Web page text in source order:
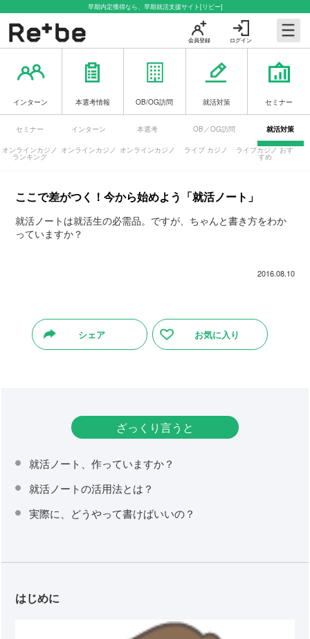
早期内定獲得なら、早期就活支援サイト[リビー]
ログイン
会員登録
インターン 本選考情報 OB/OG訪問 就活対策 セミナー
セミナー インターン 本選考 OB／OG訪問 就活対策
オンラインカジノ
ランキング
オンラインカジノ オンラインカジノ ライブ カジノ ライブカジノ おす
すめ
ここで差がつく！今から始めよう「就活ノート」
就活ノートは就活生の必需品。ですが、ちゃんと書き方をわか
っていますか？
2016.08.10
シェア お気に入り
ざっくり言うと
就活ノート、作っていますか？
就活ノートの活用法とは？
実際に、どうやって書けばいいの？
はじめに